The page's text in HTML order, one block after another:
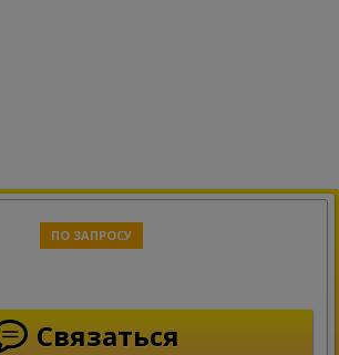
ПО ЗАПРОСУ
Связаться